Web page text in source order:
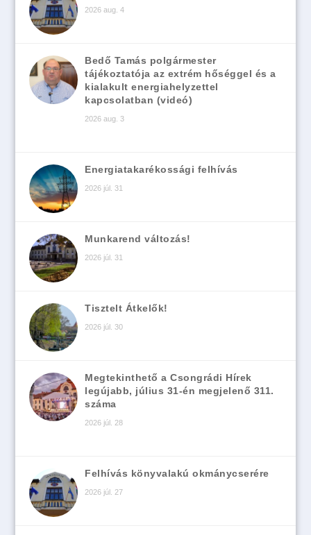
2026 aug. 4
Bedő Tamás polgármester
tájékoztatója az extrém hőséggel és a
kialakult energiahelyzettel
kapcsolatban (videó)
2026 aug. 3
Energiatakarékossági felhívás
2026 júl. 31
Munkarend változás!
2026 júl. 31
Tisztelt Átkelők!
2026 júl. 30
Megtekinthető a Csongrádi Hírek
legújabb, július 31-én megjelenő 311.
száma
2026 júl. 28
Felhívás könyvalakú okmánycserére
2026 júl. 27